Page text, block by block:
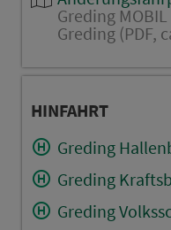
Greding
Greding (PDF,
HINFAHRT
Greding
Greding
Greding